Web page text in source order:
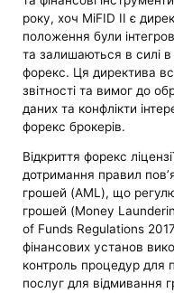
року, хоч MiFID II є
положення були
та залишаються в силі в
форекс. Ця директива
звітності та вимог до
даних та конфлікти
форекс брокерів.
Відкриття форекс
дотримання правил
грошей (AML), що
грошей (Money
of Funds Regulations
фінансових установ
контроль процедур для
послуг для відмивання